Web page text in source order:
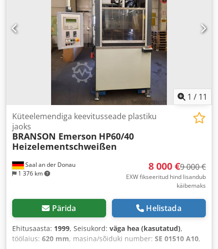
1 / 11
Saal an der Donau
1 376 km
Küteelemendiga keevitusseade plastiku
jaoks
BRANSON Emerson HP60/40
Heizelementschweißen
8 000 €9 000 €
EXW fikseeritud hind lisandub
käibemaks
Pärida Helistada
Ehitusaasta: 1999, Seisukord: väga hea (kasutatud),
töölaius: 620 mm, masina/sõiduki number: SE 01510 A10,